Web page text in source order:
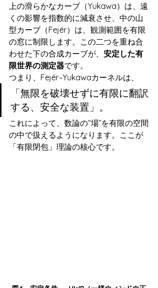
上の滑らかなカーブ（Yukawa）は、遠
くの影響を指数的に減衰させ、中の山
型カーブ（Fejér）は、観測範囲を有限
の窓に制限します。この二つを重ね合
わせた下の合成カーブが、 安定した有
限世界の測定器です。
つまり、Fejér–Yukawaカーネルは、
「無限を破壊せずに有限に翻訳
する、安全な装置」。
これによって、数論の“場”を有限の空間
の中で扱えるようになります。ここが
「有限閉包」理論の核心です。